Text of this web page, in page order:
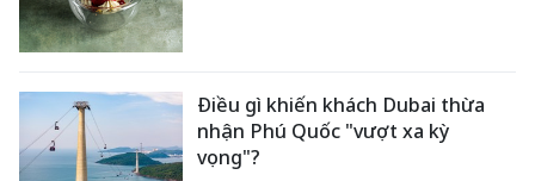
Điều gì khiến khách Dubai thừa
nhận Phú Quốc "vượt xa kỳ
vọng"?